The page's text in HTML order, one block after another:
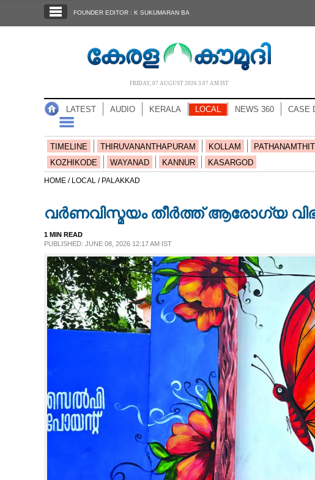
NOTIFIED NEWS
NEWS 360
LIFESTYLE
SPIRITUAL
FOUNDER EDITOR : K SUKUMARAN BA
FRIDAY, 07 AUGUST 2026 3.07 AM IST
LATEST AUDIO KERALA LOCAL NEWS 360 CASE
TIMELINE THIRUVANANTHAPURAM KOLLAM
KOZHIKODE
WAYANAD KANNUR KASARGOD
HOME / LOCAL / PALAKKAD
വർണവിസ്മയം തീർത്ത് ആരോഗ്യ
1 MIN READ
PUBLISHED: JUNE 08, 2026 12:17 AM IST